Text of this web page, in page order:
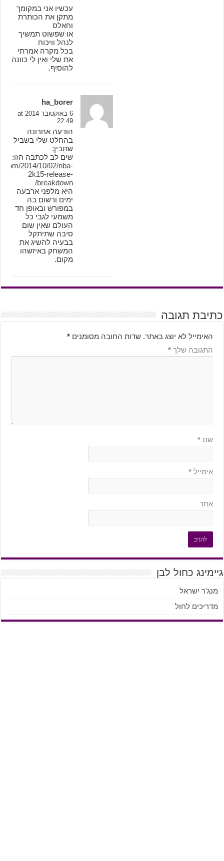
עכשיו אני במקומך
מתקן את הכותרת
וחאלס
או שפשוט תמשיך
לנהל וויכוח
בכל מקרה אמרתי
את שלי ואין לי כוונה
להוסיף.
ha_borer
6 באוקטובר 2014 at
22:49
הודעה אחרונה
בהחלט שלי בשביל
שתבין:
שים לב לכתבה הזו:
2014/10/02/nba-
2k15-release-
breakdown/
היא מלפני ארבעה
ימים ורשום בה
במפורש ובאופן חד
משמעי לגבי כל
העולם שאין שום
סיבה שתיתקל
בבעיה להשיג את
המשחק באיזשהו
מקום.
כתיבת תגובה
האימייל לא יוצג באתר. שדות החובה מסומנים *
התגובה שלך *
שם *
אימייל *
אתר
גיימינג כחול לבן
מנג'ר ישראל
מדריכים לחול